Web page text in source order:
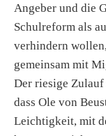
Angeber und die
Schulreform als
verhindern
gemeinsam mit
Der riesige
dass Ole von
Leichtigkeit, mit